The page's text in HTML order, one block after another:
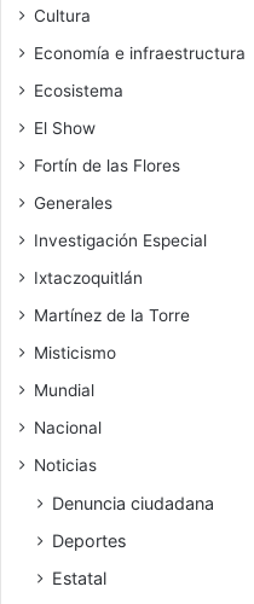
Cultura
Economía e infraestructura
Ecosistema
El Show
Fortín de las Flores
Generales
Investigación Especial
Ixtaczoquitlán
Martínez de la Torre
Misticismo
Mundial
Nacional
Noticias
Denuncia ciudadana
Deportes
Estatal